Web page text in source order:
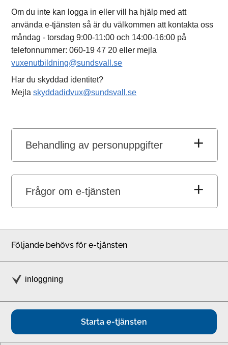
Om du inte kan logga in eller vill ha hjälp med att
använda e-tjänsten så är du välkommen att kontakta oss
måndag - torsdag 9:00-11:00 och 14:00-16:00 på
telefonnummer: 060-19 47 20 eller mejla
vuxenutbildning@sundsvall.se
Har du skyddad identitet?
Mejlaskyddadidvux@sundsvall.se
Behandling av personuppgifter
Frågor om e-tjänsten
Följande behövs för e-tjänsten
inloggning
Starta e-tjänsten